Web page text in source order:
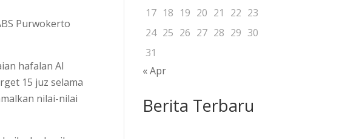
Purwokerto
hafalan Al
15 juz selama
nilai-nilai
17 18 19 20 21 22 23
24 25 26 27 28 29 30
31
« Apr
Berita Terbaru